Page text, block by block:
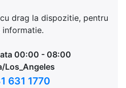
drag la dispozitie, pentru
informatie.
00:00 - 08:00
Los_Angeles
631 1770